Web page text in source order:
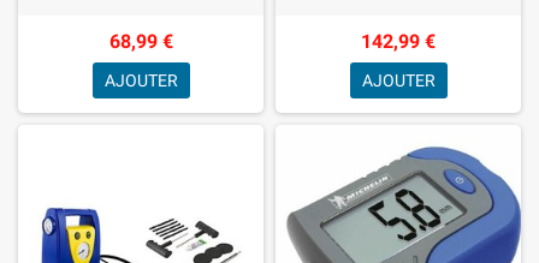
68,99 €
AJOUTER
142,99 €
AJOUTER